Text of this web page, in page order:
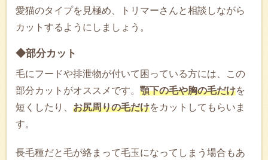
愛猫のタイプを見極め、トリマーさんと相談しながら
カットするようにしましょう。
◆部分カット
毛にフードや排泄物が付いて困っている方には、この
部分カットがオススメです。 顎下の毛や胸の毛だけを
短くしたり、 お尻周りの毛だけをカットしてもらいま
す。
長毛種だと毛が絡まって毛玉になってしまう場合もあ